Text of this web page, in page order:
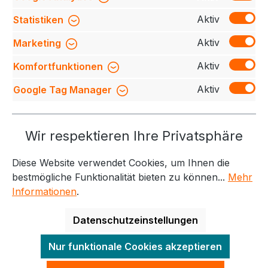
verarbeiteter 3-Loch-Knopfleiste mit extra ha…
Mehr
Bewertungen
Service-Hotline
Weitere Themen
Informationen Kontakt
Alle Preise exkl. gesetzl. Mehrwertsteuer zzgl.
Versandkostenund ggf. Nachnahmegebühren, wenn
nicht anders angegeben.
Statistiken
Aktiv
Marketing
Aktiv
Komfortfunktionen
Aktiv
Google Tag Manager
Aktiv
Wir respektieren Ihre Privatsphäre
Diese Website verwendet Cookies, um Ihnen die
bestmögliche Funktionalität bieten zu können... Mehr
Informationen.
Datenschutzeinstellungen
Nur funktionale Cookies akzeptieren